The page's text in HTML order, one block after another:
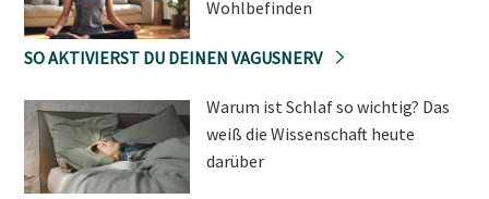
Wohlbefinden
SO AKTIVIERST DU DEINEN VAGUSNERV
Warum ist Schlaf so wichtig? Das
weiß die Wissenschaft heute
darüber